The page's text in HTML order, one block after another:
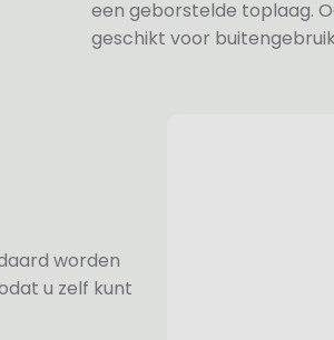
een geborstelde toplaag.
geschikt voor
worden
u zelf kunt